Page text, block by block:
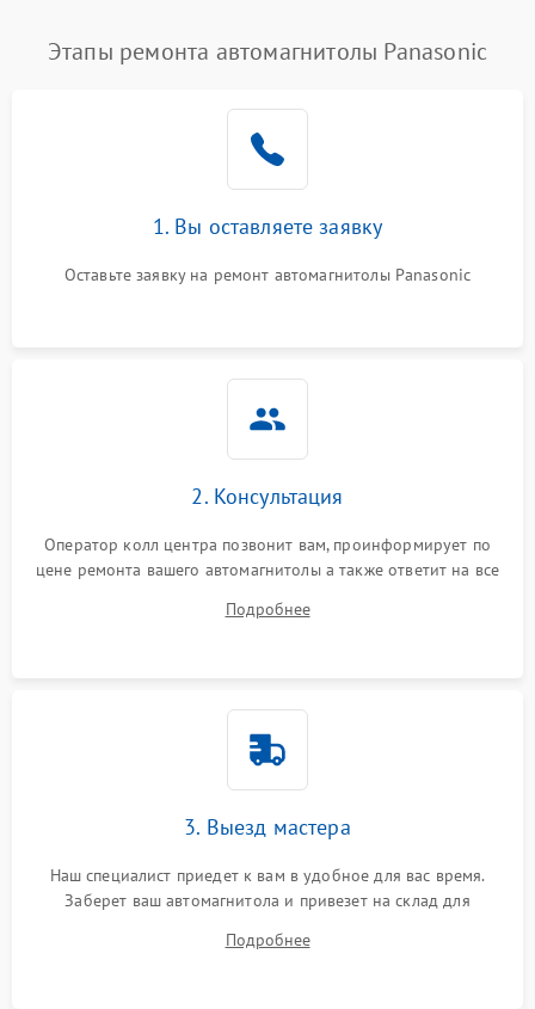
Этапы ремонта автомагнитолы Panasonic
1. Вы оставляете заявку
Оставьте заявку на ремонт автомагнитолы Panasonic
2. Консультация
Оператор колл центра позвонит вам, проинформирует по
цене ремонта вашего автомагнитолы а также ответит на все
Подробнее
3. Выезд мастера
Наш специалист приедет к вам в удобное для вас время.
Заберет ваш автомагнитола и привезет на склад для
Подробнее